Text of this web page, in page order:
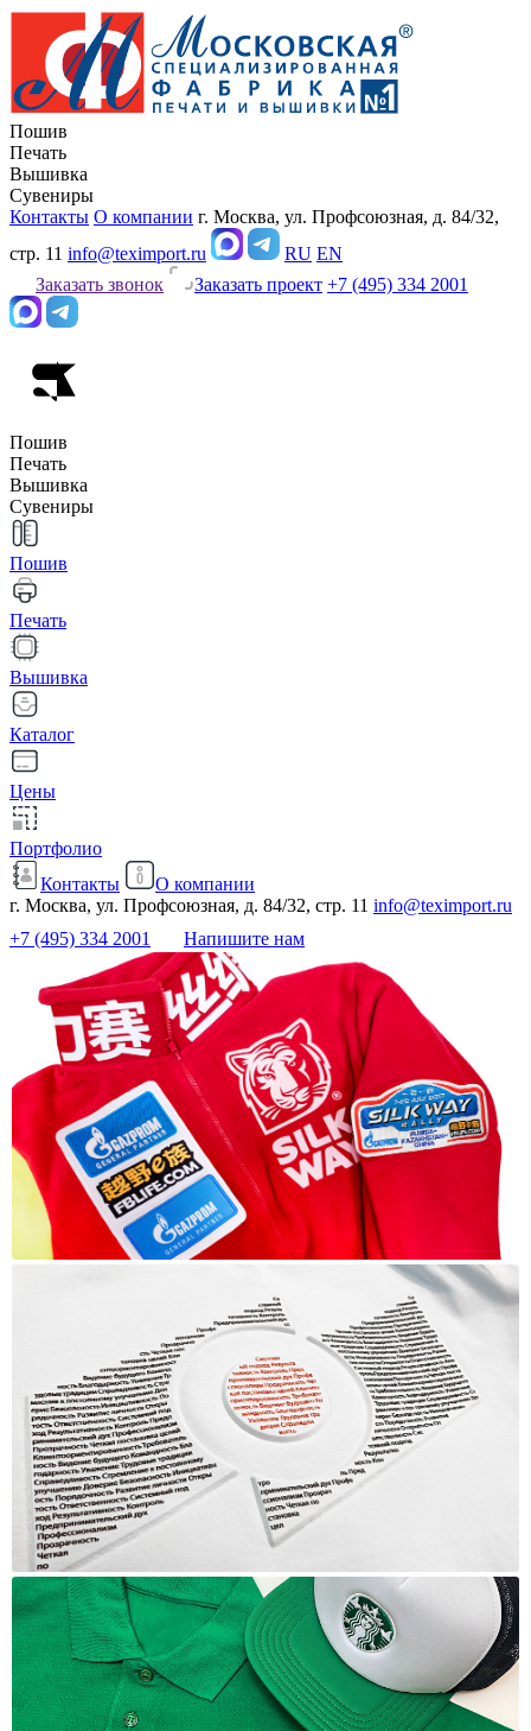
Пошив
Печать
Вышивка
Сувениры
Контакты О компании г. Москва, ул. Профсоюзная, д. 84/32,
стр. 11 info@teximport.ru RU EN
Заказать звонок
Заказать проект +7 (495) 334 2001
Пошив
Печать
Вышивка
Сувениры
Пошив
Печать
Вышивка
Каталог
Цены
Портфолио
Контакты
О компании
г. Москва, ул. Профсоюзная, д. 84/32, стр. 11 info@teximport.ru
+7 (495) 334 2001
Напишите нам